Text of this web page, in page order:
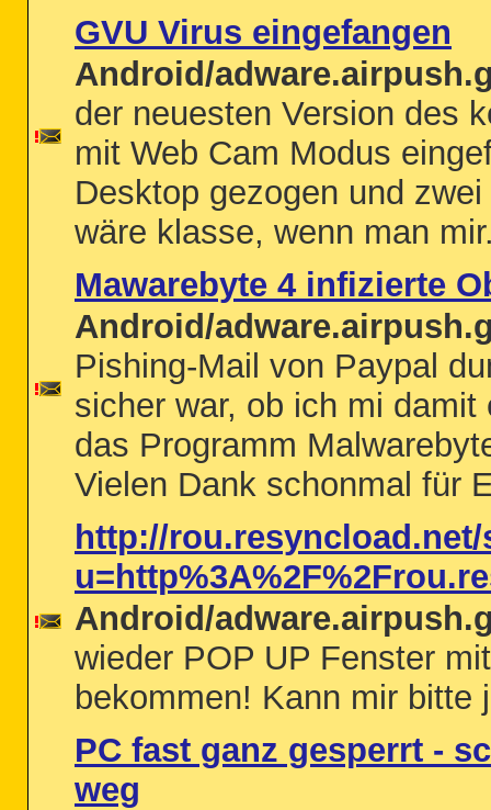
GVU Virus eingefangen
Android/
der neuesten Version des
mit Web Cam Modus
Desktop gezogen und
wäre klasse, wenn man
Mawarebyte 4 infizierte
Android/
Pishing-Mail von Paypal
sicher war, ob ich mi
das Programm
Vielen Dank schonmal für
http://
Android/
wieder POP UP Fenster
bekommen! Kann mir
PC fast ganz gesperrt -
weg